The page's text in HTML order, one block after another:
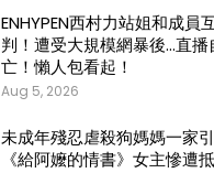
ENHYPEN西村力站姐和成員
判！遭受大規模網暴後…直播
亡！懶人包看起！
Aug 5, 2026
未成年殘忍虐殺狗媽媽一家
《給阿嬤的情書》女主慘遭